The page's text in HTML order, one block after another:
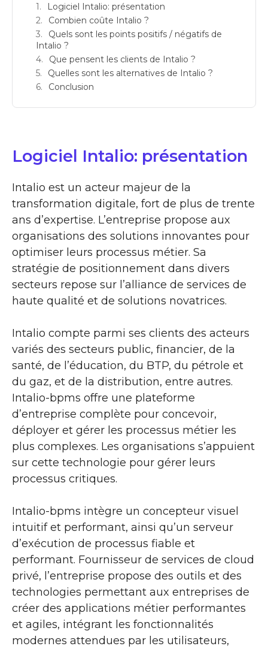
Logiciel Intalio: présentation
Combien coûte Intalio ?
Quels sont les points positifs / négatifs de
Intalio ?
Que pensent les clients de Intalio ?
Quelles sont les alternatives de Intalio ?
Conclusion
Logiciel Intalio: présentation
Intalio est un acteur majeur de la
transformation digitale, fort de plus de trente
ans d’expertise. L’entreprise propose aux
organisations des solutions innovantes pour
optimiser leurs processus métier. Sa
stratégie de positionnement dans divers
secteurs repose sur l’alliance de services de
haute qualité et de solutions novatrices.
Intalio compte parmi ses clients des acteurs
variés des secteurs public, financier, de la
santé, de l’éducation, du BTP, du pétrole et
du gaz, et de la distribution, entre autres.
Intalio-bpms offre une plateforme
d’entreprise complète pour concevoir,
déployer et gérer les processus métier les
plus complexes. Les organisations s’appuient
sur cette technologie pour gérer leurs
processus critiques.
Intalio-bpms intègre un concepteur visuel
intuitif et performant, ainsi qu’un serveur
d’exécution de processus fiable et
performant. Fournisseur de services de cloud
privé, l’entreprise propose des outils et des
technologies permettant aux entreprises de
créer des applications métier performantes
et agiles, intégrant les fonctionnalités
modernes attendues par les utilisateurs,